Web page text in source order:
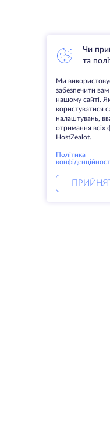
Чи
та
Ми
забезпечити
нашому сайті.
користуватися
налаштувань,
отримання всіх
HostZealot.
Політика